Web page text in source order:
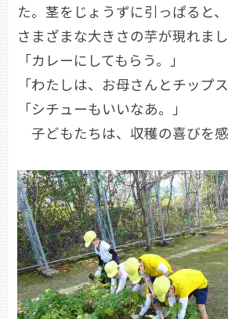
た。茎をじょうずに引っぱると
さまざまな大きさの芋が現れまし
「カレーにしてもらう。」
「わたしは、お母さんとチップ
「シチューもいいなあ。」
子どもたちは、収穫の喜びを感